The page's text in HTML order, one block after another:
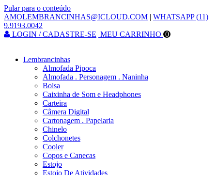
Pular para o conteúdo
AMOLEMBRANCINHAS@ICLOUD.COM | WHATSAPP (11)
9.9193.0042
LOGIN / CADASTRE-SE MEU CARRINHO 0
Lembrancinhas
Almofada Pipoca
Almofada . Personagem . Naninha
Bolsa
Caixinha de Som e Headphones
Carteira
Câmera Digital
Cartonagem . Papelaria
Chinelo
Colchonetes
Cooler
Copos e Canecas
Estojo
Estojo De Atividades